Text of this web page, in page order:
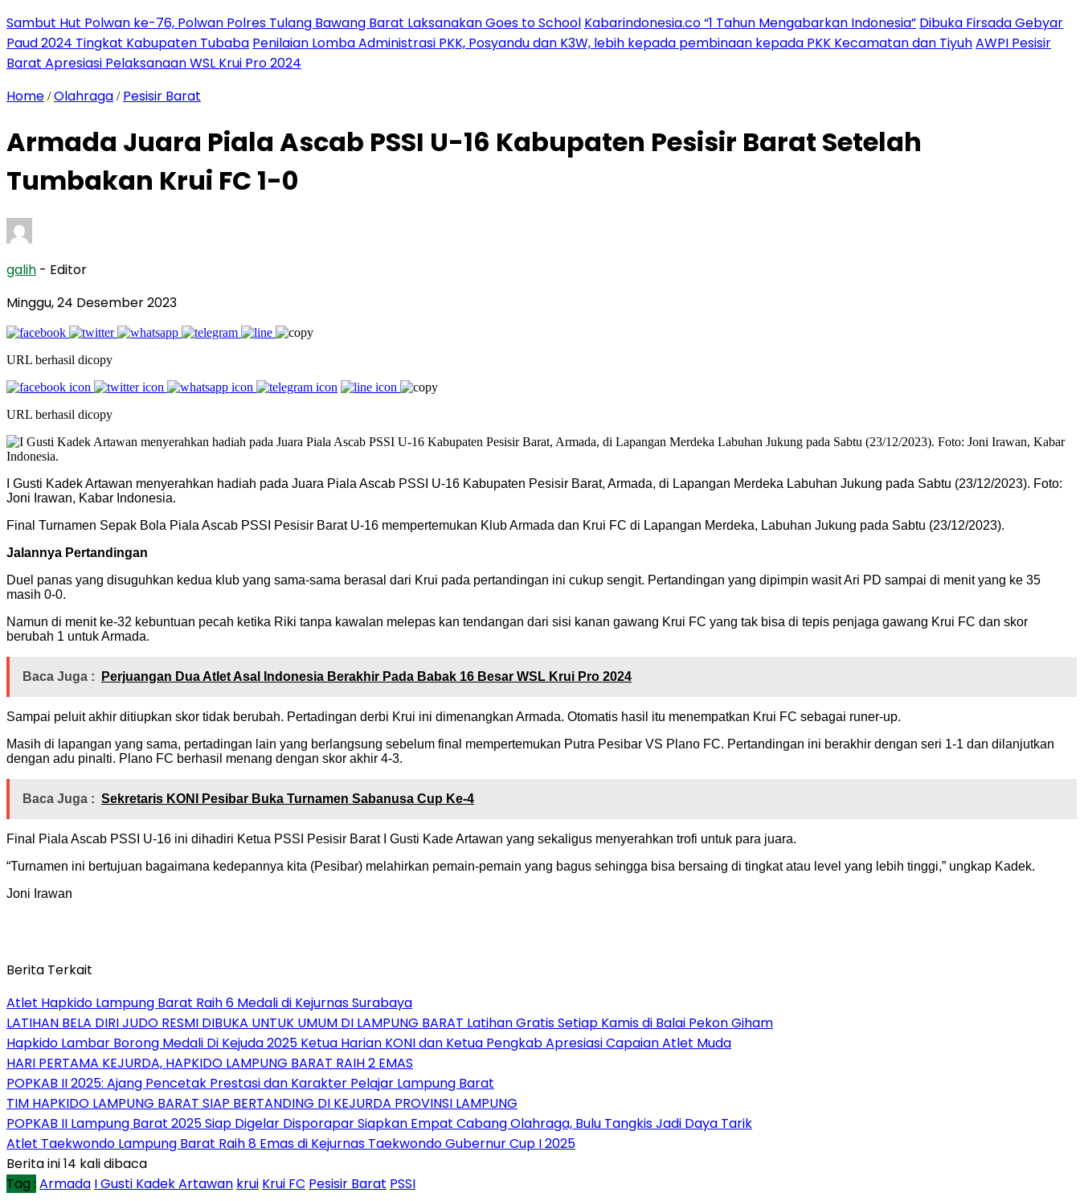
Sambut Hut Polwan ke-76, Polwan Polres Tulang Bawang Barat Laksanakan Goes to School Kabarindonesia.co “1 Tahun Mengabarkan Indonesia” Dibuka Firsada Gebyar
Paud 2024 Tingkat Kabupaten Tubaba Penilaian Lomba Administrasi PKK, Posyandu dan K3W, lebih kepada pembinaan kepada PKK Kecamatan dan TiyuhAWPI Pesisir
Barat Apresiasi Pelaksanaan WSL Krui Pro 2024
Home /Olahraga / Pesisir Barat
Armada Juara Piala Ascab PSSI U-16 Kabupaten Pesisir Barat Setelah
Tumbakan Krui FC 1-0
galih - Editor
Minggu, 24 Desember 2023
URL berhasil dicopy
URL berhasil dicopy
I Gusti Kadek Artawan menyerahkan hadiah pada Juara Piala Ascab PSSI U-16 Kabupaten Pesisir Barat, Armada, di Lapangan Merdeka Labuhan Jukung pada Sabtu (23/12/2023). Foto:
Joni Irawan, Kabar Indonesia.
Final Turnamen Sepak Bola Piala Ascab PSSI Pesisir Barat U-16 mempertemukan Klub Armada dan Krui FC di Lapangan Merdeka, Labuhan Jukung pada Sabtu (23/12/2023).
Jalannya Pertandingan
Duel panas yang disuguhkan kedua klub yang sama-sama berasal dari Krui pada pertandingan ini cukup sengit. Pertandingan yang dipimpin wasit Ari PD sampai di menit yang ke 35
masih 0-0.
Namun di menit ke-32 kebuntuan pecah ketika Riki tanpa kawalan melepas kan tendangan dari sisi kanan gawang Krui FC yang tak bisa di tepis penjaga gawang Krui FC dan skor
berubah 1 untuk Armada.
Baca Juga : Perjuangan Dua Atlet Asal Indonesia Berakhir Pada Babak 16 Besar WSL Krui Pro 2024
Sampai peluit akhir ditiupkan skor tidak berubah. Pertadingan derbi Krui ini dimenangkan Armada. Otomatis hasil itu menempatkan Krui FC sebagai runer-up.
Masih di lapangan yang sama, pertadingan lain yang berlangsung sebelum final mempertemukan Putra Pesibar VS Plano FC. Pertandingan ini berakhir dengan seri 1-1 dan dilanjutkan
dengan adu pinalti. Plano FC berhasil menang dengan skor akhir 4-3.
Baca Juga : Sekretaris KONI Pesibar Buka Turnamen Sabanusa Cup Ke-4
Final Piala Ascab PSSI U-16 ini dihadiri Ketua PSSI Pesisir Barat I Gusti Kade Artawan yang sekaligus menyerahkan trofi untuk para juara.
“Turnamen ini bertujuan bagaimana kedepannya kita (Pesibar) melahirkan pemain-pemain yang bagus sehingga bisa bersaing di tingkat atau level yang lebih tinggi,” ungkap Kadek.
Joni Irawan
Berita Terkait
Atlet Hapkido Lampung Barat Raih 6 Medali di Kejurnas Surabaya
LATIHAN BELA DIRI JUDO RESMI DIBUKA UNTUK UMUM DI LAMPUNG BARAT Latihan Gratis Setiap Kamis di Balai Pekon Giham
Hapkido Lambar Borong Medali Di Kejuda 2025 Ketua Harian KONI dan Ketua Pengkab Apresiasi Capaian Atlet Muda
HARI PERTAMA KEJURDA, HAPKIDO LAMPUNG BARAT RAIH 2 EMAS
POPKAB II 2025: Ajang Pencetak Prestasi dan Karakter Pelajar Lampung Barat
TIM HAPKIDO LAMPUNG BARAT SIAP BERTANDING DI KEJURDA PROVINSI LAMPUNG
POPKAB II Lampung Barat 2025 Siap Digelar Disporapar Siapkan Empat Cabang Olahraga, Bulu Tangkis Jadi Daya Tarik
Atlet Taekwondo Lampung Barat Raih 8 Emas di Kejurnas Taekwondo Gubernur Cup I 2025
Berita ini 14 kali dibaca
Tag : Armada I Gusti Kadek Artawan krui Krui FC Pesisir Barat PSSI